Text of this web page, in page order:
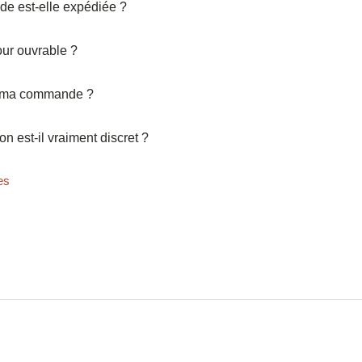
est-elle expédiée ?
ouvrable ?
commande ?
est-il vraiment discret ?